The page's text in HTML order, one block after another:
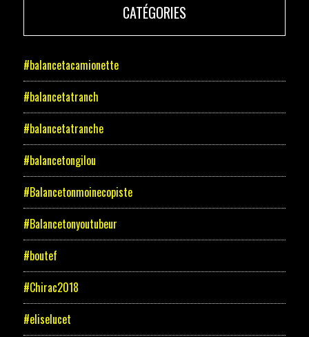
CATÉGORIES
#balancetacamionette
#balancetatranch
#balancetatranche
#balancetongilou
#Balancetonmoinecopiste
#Balancetonyoutubeur
#boutef
#Chirac2018
#eliselucet